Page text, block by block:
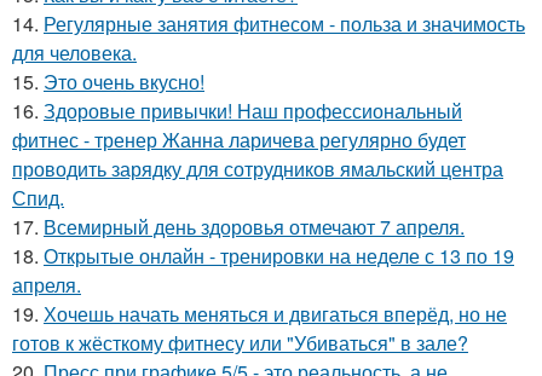
14. Регулярные занятия фитнесом - польза и значимость
для человека.
15. Это очень вкусно!
16. Здоровые привычки! Наш профессиональный
фитнес - тренер Жанна ларичева регулярно будет
проводить зарядку для сотрудников ямальский центра
Спид.
17. Всемирный день здоровья отмечают 7 апреля.
18. Открытые онлайн - тренировки на неделе с 13 по 19
апреля.
19. Хочешь начать меняться и двигаться вперёд, но не
готов к жёсткому фитнесу или "Убиваться" в зале?